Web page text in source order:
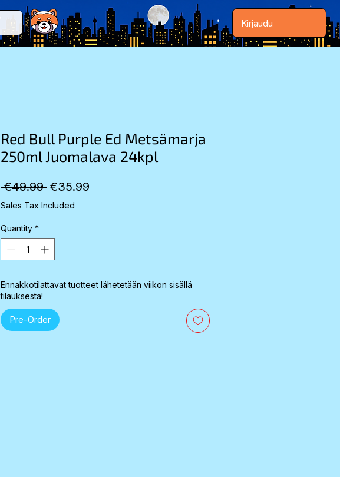
Kirjaudu
Red Bull Purple Ed Metsämarja
250ml Juomalava 24kpl
€49.99 Regular
Price
€35.99
Sales Tax Included
Quantity *
Ennakkotilattavat tuotteet lähetetään viikon sisällä
tilauksesta!
Pre-Order